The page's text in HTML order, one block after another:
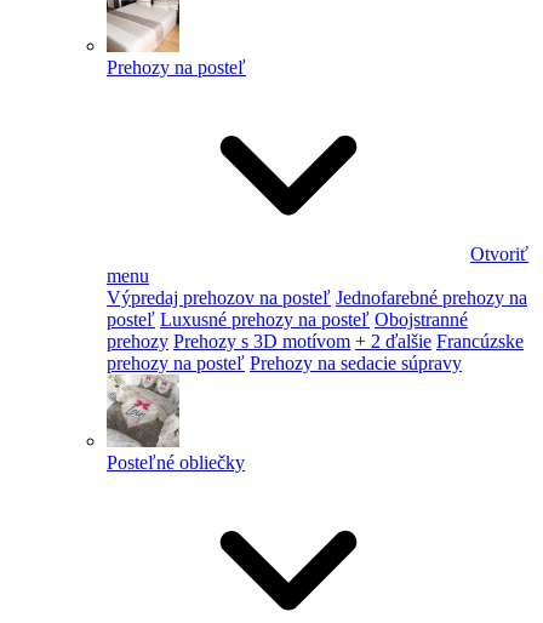
Prehozy na posteľ
Otvoriť
menu
Výpredaj prehozov na posteľ Jednofarebné prehozy na
posteľ Luxusné prehozy na posteľ Obojstranné
prehozy Prehozy s 3D motívom + 2 ďalšie Francúzske
prehozy na posteľ Prehozy na sedacie súpravy
Posteľné obliečky